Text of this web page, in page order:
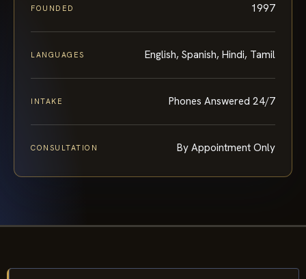
FOUNDED 1997
LANGUAGES English, Spanish, Hindi, Tamil
INTAKE Phones Answered 24/7
CONSULTATION By Appointment Only